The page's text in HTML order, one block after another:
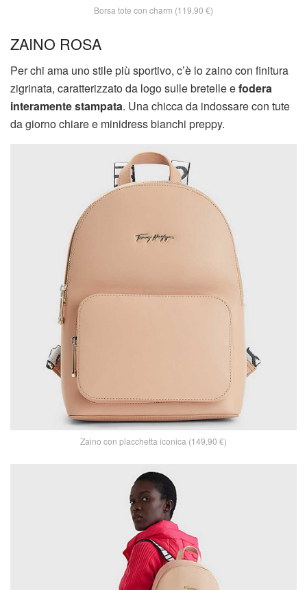
Borsa tote con charm (119,90 €)
ZAINO ROSA
Per chi ama uno stile più sportivo, c’è lo zaino con finitura
zigrinata, caratterizzato da logo sulle bretelle efodera
interamente stampata. Una chicca da indossare con tute
da giorno chiare e minidress bianchi preppy.
Zaino con placchetta iconica (149,90 €)